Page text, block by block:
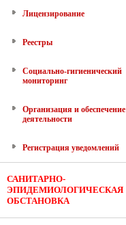
Лицензирование
Реестры
Социально-гигиенический
мониторинг
Организация и обеспечение
деятельности
Регистрация уведомлений
САНИТАРНО-
ЭПИДЕМИОЛОГИЧЕСКАЯ
ОБСТАНОВКА